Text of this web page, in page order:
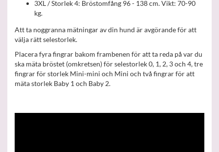
3XL / Storlek 4: Bröstomfång 96 - 138 cm. Vikt: 70-90
kg.
Att ta noggranna mätningar av din hund är avgörande för att
välja rätt selestorlek.
Placera fyra fingrar bakom frambenen för att ta reda på var du
ska mäta bröstet (omkretsen) för selestorlek 0, 1, 2, 3 och 4, tre
fingrar för storlek Mini-mini och Mini och två fingrar för att
mäta storlek Baby 1 och Baby 2.